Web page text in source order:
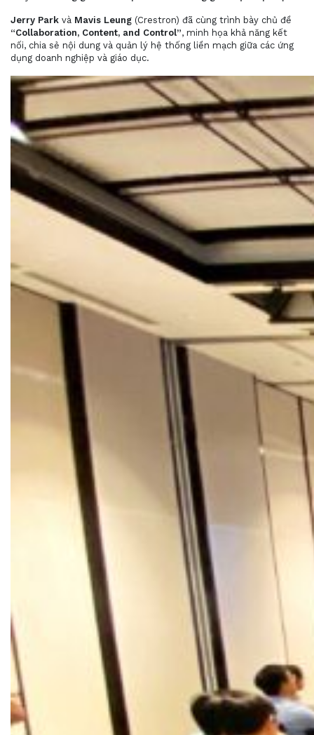
Jerry Park và Mavis Leung (Crestron) đã cùng trình bày chủ đề
“Collaboration, Content, and Control”, minh họa khả năng kết
nối, chia sẻ nội dung và quản lý hệ thống liền mạch giữa các ứng
dụng doanh nghiệp và giáo dục.